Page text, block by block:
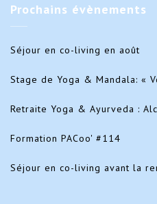
Prochains évènements
Séjour en co-living en août
Stage de Yoga & Mandala: «
Retraite Yoga & Ayurveda :
Formation PACoo' #114
Séjour en co-living avant la